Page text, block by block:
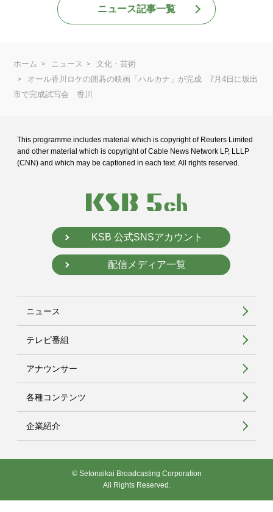
ニュース記事一覧
ホーム ニュース
文化・芸術
オール香川ロケの囲碁の映画「ハルカナ」が完成 7月4日に坂出
市で完成試写会 香川
This programme includes material which is copyright of Reuters Limited
and other material which is copyright of Cable News Network LP, LLLP
(CNN) and which may be captioned in each text. All rights reserved.
KSB 公式SNSアカウント
配信メディア一覧
ニュース
テレビ番組
アナウンサー
各種コンテンツ
企業紹介
© Setonaikai Broadcasting Corporation
All Rights Reserved.